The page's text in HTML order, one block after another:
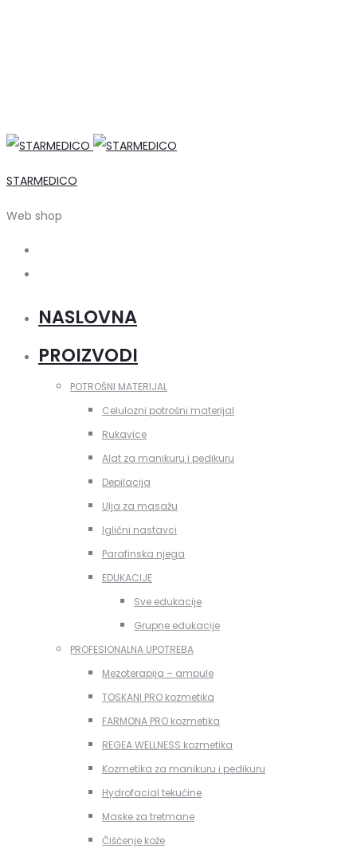
STARMEDICO
Web shop
NASLOVNA
PROIZVODI
POTROŠNI MATERIJAL
Celulozni potrošni materijal
Rukavice
Alat za manikuru i pedikuru
Depilacija
Ulja za masažu
Iglični nastavci
Parafinska njega
EDUKACIJE
Sve edukacije
Grupne edukacije
PROFESIONALNA UPOTREBA
Mezoterapija – ampule
TOSKANI PRO kozmetika
FARMONA PRO kozmetika
REGEA WELLNESS kozmetika
Kozmetika za manikuru i pedikuru
Hydrofacial tekućine
Maske za tretmane
Čišćenje kože